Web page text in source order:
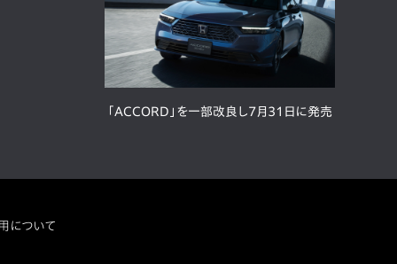
「ACCORD」を一部改良し7月31日に発売
について